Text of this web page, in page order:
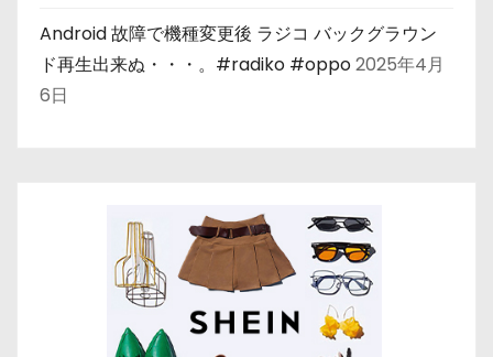
Android 故障で機種変更後 ラジコ バックグラウン
ド再生出来ぬ・・・。#radiko #oppo2025年4月
6日